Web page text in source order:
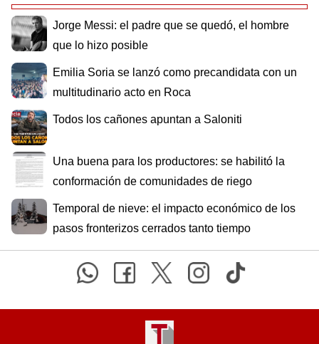
Jorge Messi: el padre que se quedó, el hombre
que lo hizo posible
Emilia Soria se lanzó como precandidata con un
multitudinario acto en Roca
Todos los cañones apuntan a Saloniti
Una buena para los productores: se habilitó la
conformación de comunidades de riego
Temporal de nieve: el impacto económico de los
pasos fronterizos cerrados tanto tiempo